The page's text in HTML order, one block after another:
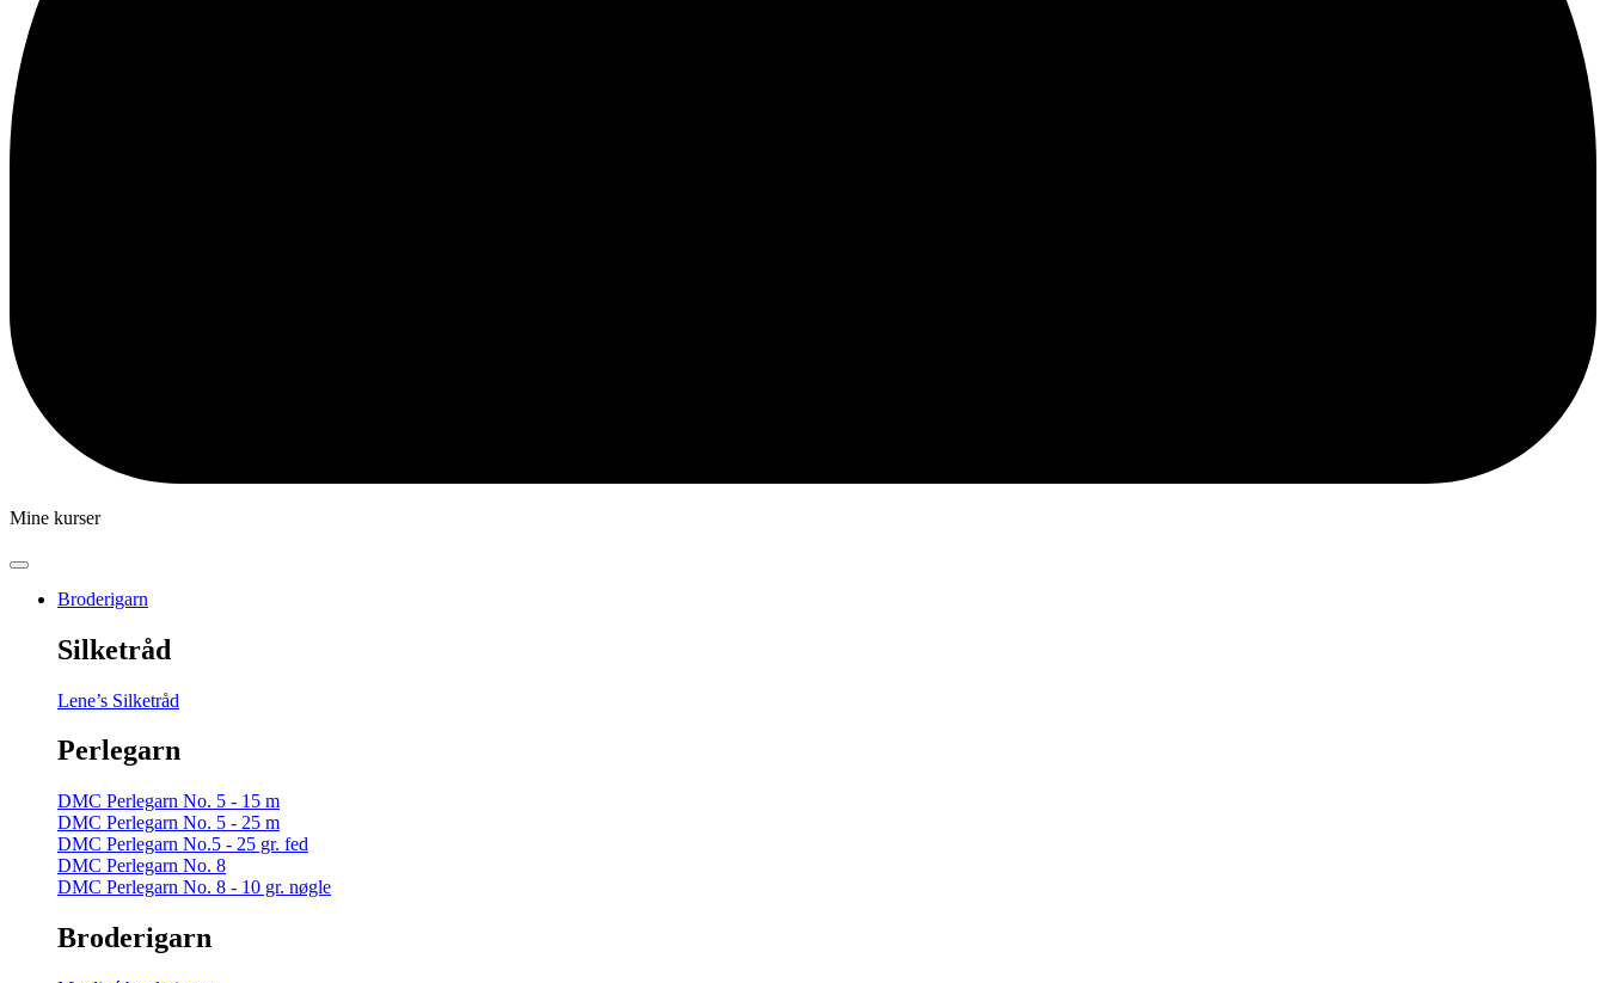
Mine kurser
Broderigarn
Silketråd
Lene’s Silketråd
Perlegarn
DMC Perlegarn No. 5 - 15 m
DMC Perlegarn No. 5 - 25 m
DMC Perlegarn No.5 - 25 gr. fed
DMC Perlegarn No. 8
DMC Perlegarn No. 8 - 10 gr. nøgle
Broderigarn